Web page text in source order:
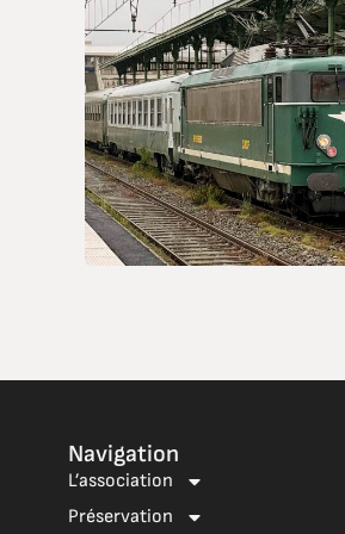
Navigation
L’association
Préservation